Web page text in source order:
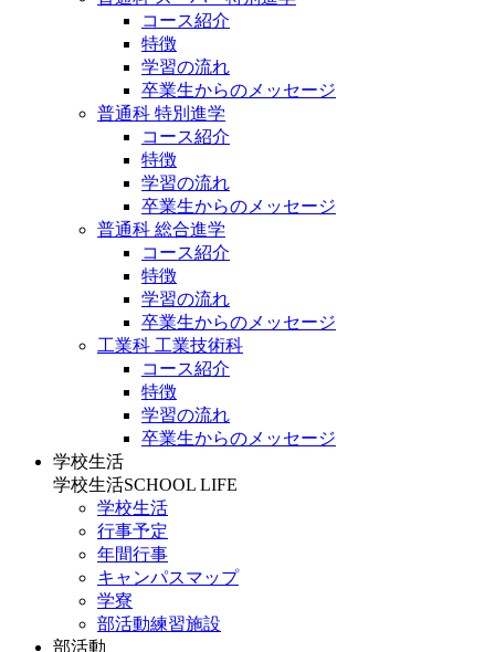
コース紹介
特徴
学習の流れ
卒業生からのメッセージ
普通科 特別進学
コース紹介
特徴
学習の流れ
卒業生からのメッセージ
普通科 総合進学
コース紹介
特徴
学習の流れ
卒業生からのメッセージ
工業科 工業技術科
コース紹介
特徴
学習の流れ
卒業生からのメッセージ
学校生活
学校生活SCHOOL LIFE
学校生活
行事予定
年間行事
キャンパスマップ
学寮
部活動練習施設
部活動